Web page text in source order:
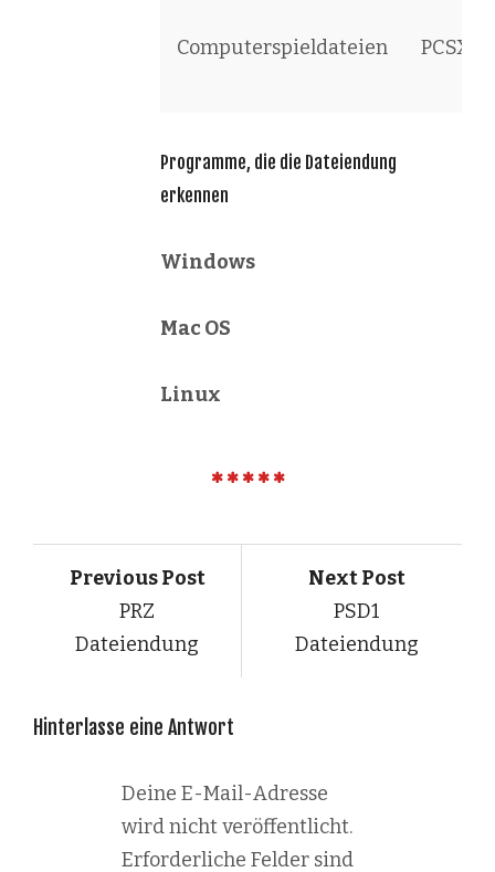
Computerspieldateien PCSX2
Programme, die die Dateiendung
erkennen
Windows
Mac OS
Linux
Previous Post
PRZ
Dateiendung
Next Post
PSD1
Dateiendung
Hinterlasse eine Antwort
Deine E-Mail-Adresse
wird nicht veröffentlicht.
Erforderliche Felder sind